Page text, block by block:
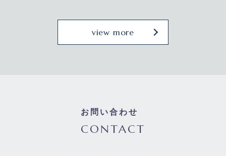
view more
お問い合わせ
CONTACT